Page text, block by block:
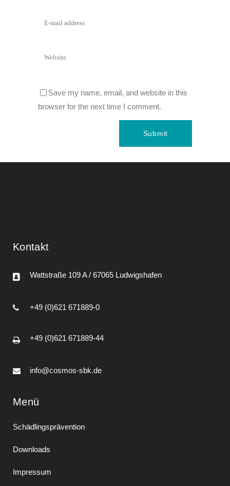
Save my name, email, and website in this
browser for the next time I comment.
Kontakt
Wattstraße 109 A / 67065 Ludwigshafen
+49 (0)621 671889-0
+49 (0)621 671889-44
info@cosmos-sbk.de
Menü
Schädlingsprävention
Downloads
Impressum